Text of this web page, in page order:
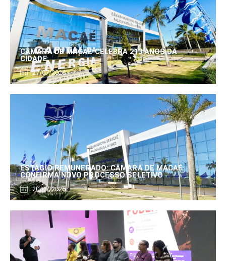
CÂMARA DE MACAÉ CELEBRA 213 ANOS DA
CIDADE
27/07/2026
ESTÁGIO REMUNERADO: CÂMARA DE MACAÉ
CONFIRMA NOVO PROCESSO SELETIVO
20/07/2026